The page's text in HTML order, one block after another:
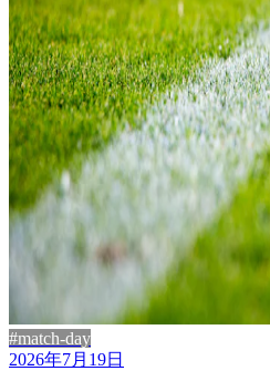
#match-day
2026年7月19日